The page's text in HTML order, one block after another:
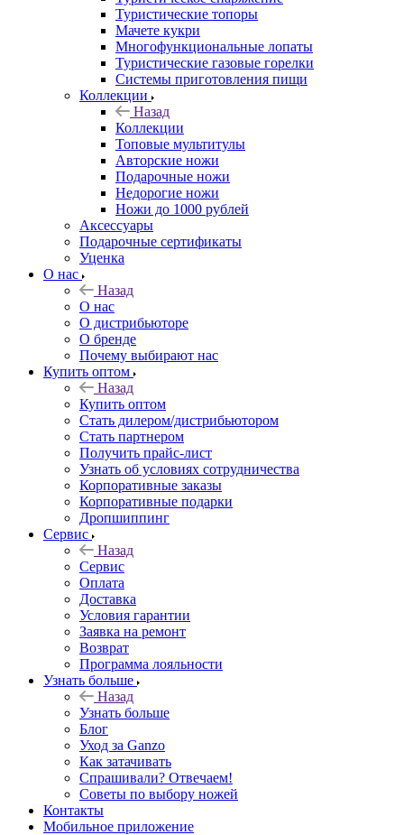
Туристические топоры
Мачете кукри
Многофункциональные лопаты
Туристические газовые горелки
Системы приготовления пищи
Коллекции
Назад
Коллекции
Топовые мультитулы
Авторские ножи
Подарочные ножи
Недорогие ножи
Ножи до 1000 рублей
Аксессуары
Подарочные сертификаты
Уценка
О нас
Назад
О нас
О дистрибьюторе
О бренде
Почему выбирают нас
Купить оптом
Назад
Купить оптом
Стать дилером/дистрибьютором
Стать партнером
Получить прайс-лист
Узнать об условиях сотрудничества
Корпоративные заказы
Корпоративные подарки
Дропшиппинг
Сервис
Назад
Сервис
Оплата
Доставка
Условия гарантии
Заявка на ремонт
Возврат
Программа лояльности
Узнать больше
Назад
Узнать больше
Блог
Уход за Ganzo
Как затачивать
Спрашивали? Отвечаем!
Советы по выбору ножей
Контакты
Мобильное приложение